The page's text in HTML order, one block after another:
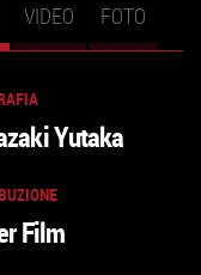
(SCHEDA
VIDEO FOTO
Yutaka
Film